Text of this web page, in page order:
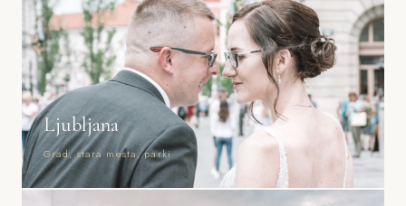
Ljubljana
Grad, stara mesta, parki